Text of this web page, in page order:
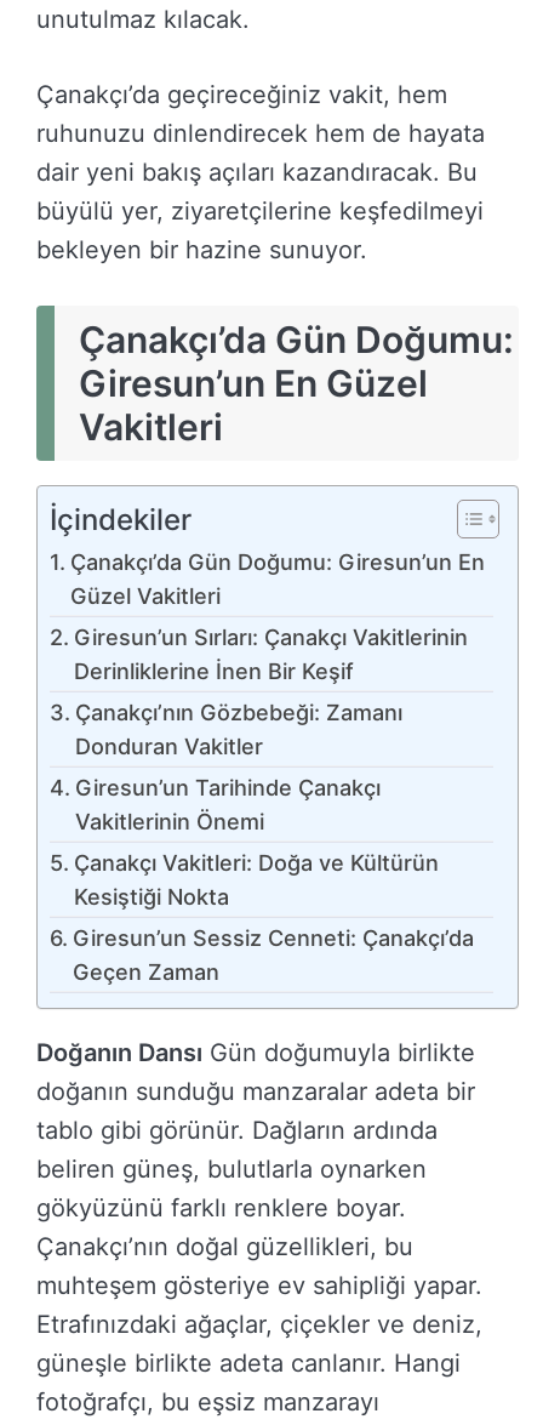
unutulmaz kılacak.
Çanakçı’da geçireceğiniz vakit, hem
ruhunuzu dinlendirecek hem de hayata
dair yeni bakış açıları kazandıracak. Bu
büyülü yer, ziyaretçilerine keşfedilmeyi
bekleyen bir hazine sunuyor.
Çanakçı’da Gün Doğumu:
Giresun’un En Güzel
Vakitleri
İçindekiler
Çanakçı’da Gün Doğumu: Giresun’un En
Güzel Vakitleri
Giresun’un Sırları: Çanakçı Vakitlerinin
Derinliklerine İnen Bir Keşif
Çanakçı’nın Gözbebeği: Zamanı
Donduran Vakitler
Giresun’un Tarihinde Çanakçı
Vakitlerinin Önemi
Çanakçı Vakitleri: Doğa ve Kültürün
Kesiştiği Nokta
Giresun’un Sessiz Cenneti: Çanakçı’da
Geçen Zaman
Doğanın Dansı Gün doğumuyla birlikte
doğanın sunduğu manzaralar adeta bir
tablo gibi görünür. Dağların ardında
beliren güneş, bulutlarla oynarken
gökyüzünü farklı renklere boyar.
Çanakçı’nın doğal güzellikleri, bu
muhteşem gösteriye ev sahipliği yapar.
Etrafınızdaki ağaçlar, çiçekler ve deniz,
güneşle birlikte adeta canlanır. Hangi
fotoğrafçı, bu eşsiz manzarayı